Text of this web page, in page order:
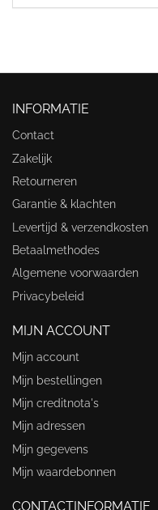
INFORMATIE
Contact
Zakelijk
Retourneren
Garantie & klachten
Levertijd & verzendkosten
Betaalmethodes
Algemene voorwaarden
Privacybeleid
MIJN ACCOUNT
Mijn account
Mijn bestellingen
Mijn creditnota's
Mijn adressen
Mijn gegevens
Mijn waardebonnen
CONTACTINFORMATIE